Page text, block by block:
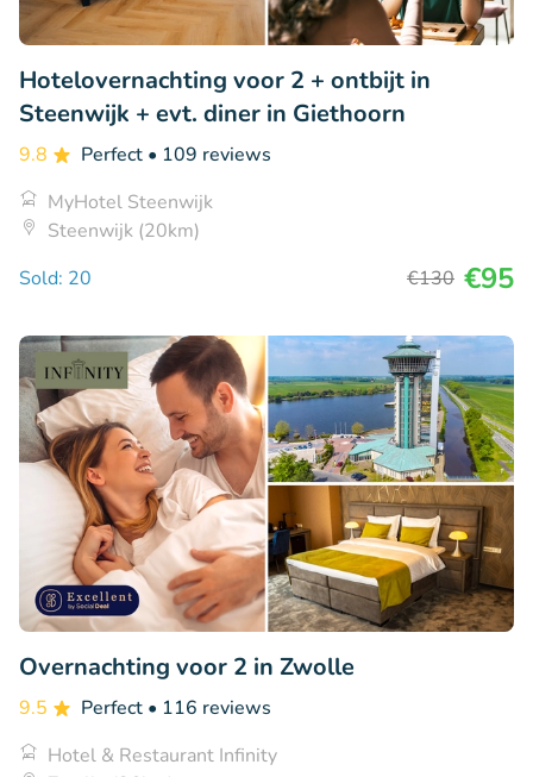
Hotelovernachting voor 2 + ontbijt in
Steenwijk + evt. diner in Giethoorn
9.8 Perfect • 109 reviews
MyHotel Steenwijk
Steenwijk (20km)
Sold: 20
€130 €95
Overnachting voor 2 in Zwolle
9.5 Perfect • 116 reviews
Hotel & Restaurant Infinity